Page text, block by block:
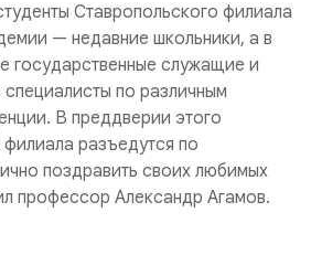
Ставропольского филиала
— недавние школьники, а в
государственные служащие и
по различным
В преддверии этого
разъедутся по
поздравить своих любимых
профессор Александр Агамов.